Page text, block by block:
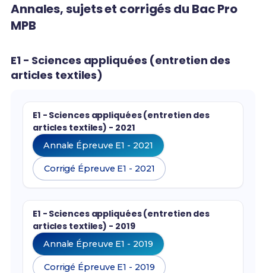
Annales, sujets et corrigés du Bac Pro
MPB
E1 - Sciences appliquées (entretien des
articles textiles)
E1 - Sciences appliquées (entretien des
articles textiles) - 2021
Annale Épreuve E1 - 2021
Corrigé Épreuve E1 - 2021
E1 - Sciences appliquées (entretien des
articles textiles) - 2019
Annale Épreuve E1 - 2019
Corrigé Épreuve E1 - 2019